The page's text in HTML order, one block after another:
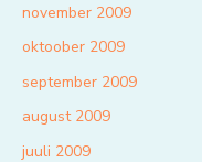
november 2009
oktoober 2009
september 2009
august 2009
juuli 2009